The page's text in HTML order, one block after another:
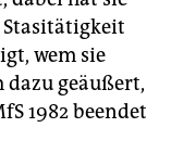
wem sie
dazu geäußert,
1982 beendet